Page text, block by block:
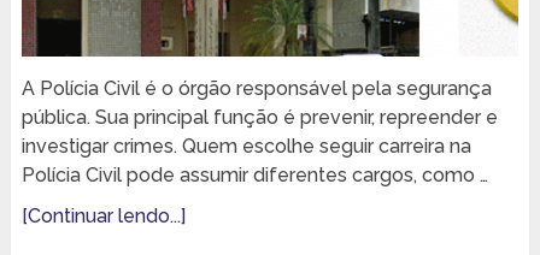
A Polícia Civil é o órgão responsável pela segurança
pública. Sua principal função é prevenir, repreender e
investigar crimes. Quem escolhe seguir carreira na
Polícia Civil pode assumir diferentes cargos, como …
[Continuar lendo...]